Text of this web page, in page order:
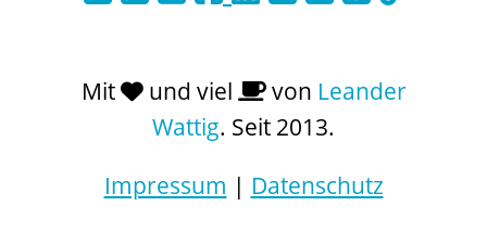
Mit und viel von Leander
Wattig. Seit 2013.
Impressum | Datenschutz